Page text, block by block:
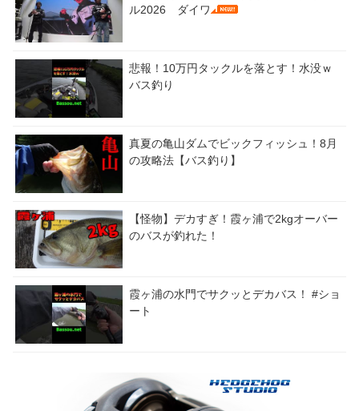
ル2026 ダイワ
悲報！10万円タックルを落とす！水没ｗ
バス釣り
真夏の亀山ダムでビックフィッシュ！8月
の攻略法【バス釣り】
【怪物】デカすぎ！霞ヶ浦で2kgオーバー
のバスが釣れた！
霞ヶ浦の水門でサクッとデカバス！ #ショ
ート